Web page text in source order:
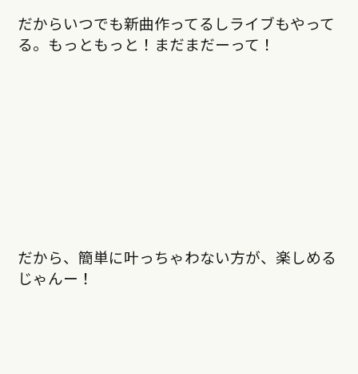
だからいつでも新曲作ってるしライブもやって
る。もっともっと！まだまだーって！
だから、簡単に叶っちゃわない方が、楽しめる
じゃんー！